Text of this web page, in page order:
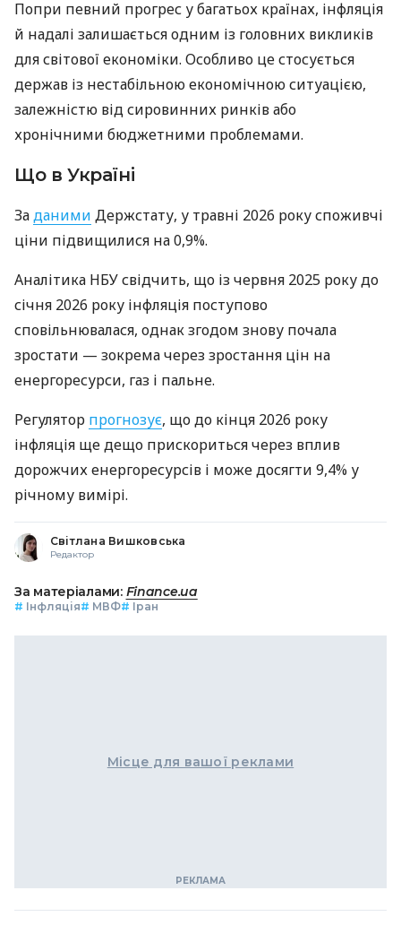
Попри певний прогрес у багатьох країнах, інфляція
й надалі залишається одним із головних викликів
для світової економіки. Особливо це стосується
держав із нестабільною економічною ситуацією,
залежністю від сировинних ринків або
хронічними бюджетними проблемами.
Що в Україні
Заданими Держстату, у травні 2026 року споживчі
ціни підвищилися на 0,9%.
Аналітика НБУ свідчить, що із червня 2025 року до
січня 2026 року інфляція поступово
сповільнювалася, однак згодом знову почала
зростати — зокрема через зростання цін на
енергоресурси, газ і пальне.
Регулятор прогнозує, що до кінця 2026 року
інфляція ще дещо прискориться через вплив
дорожчих енергоресурсів і може досягти 9,4% у
річному вимірі.
Світлана Вишковська
Редактор
За матеріалами: Finance.ua
# Інфляція# МВФ# Іран
Місце для вашої реклами